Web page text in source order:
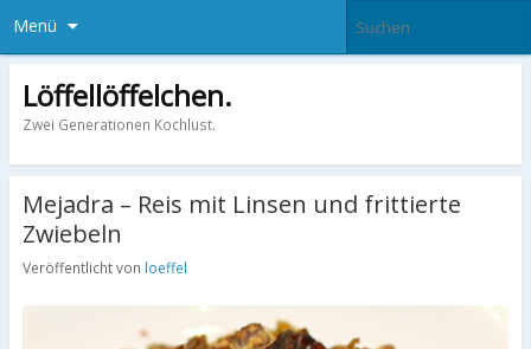
Menü
Löffellöffelchen.
Zwei Generationen Kochlust.
Mejadra – Reis mit Linsen und frittierte
Zwiebeln
Veröffentlicht von loeffel